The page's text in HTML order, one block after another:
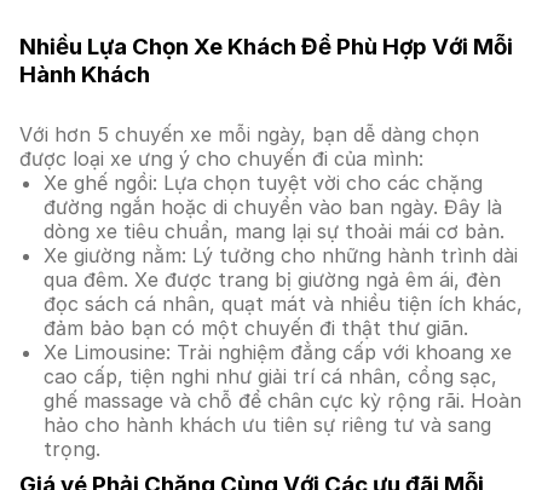
Nhiều Lựa Chọn Xe Khách Để Phù Hợp Với Mỗi
Hành Khách
Với hơn 5 chuyến xe mỗi ngày, bạn dễ dàng chọn
được loại xe ưng ý cho chuyến đi của mình:
Xe ghế ngồi: Lựa chọn tuyệt vời cho các chặng
đường ngắn hoặc di chuyển vào ban ngày. Đây là
dòng xe tiêu chuẩn, mang lại sự thoải mái cơ bản.
Xe giường nằm: Lý tưởng cho những hành trình dài
qua đêm. Xe được trang bị giường ngả êm ái, đèn
đọc sách cá nhân, quạt mát và nhiều tiện ích khác,
đảm bảo bạn có một chuyến đi thật thư giãn.
Xe Limousine: Trải nghiệm đẳng cấp với khoang xe
cao cấp, tiện nghi như giải trí cá nhân, cổng sạc,
ghế massage và chỗ để chân cực kỳ rộng rãi. Hoàn
hảo cho hành khách ưu tiên sự riêng tư và sang
trọng.